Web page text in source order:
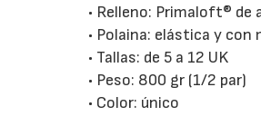
• Relleno: Primaloft®
• Polaina: elástica y con
• Tallas: de 5 a 12 UK
• Peso: 800 gr (1/2 par)
• Color: único